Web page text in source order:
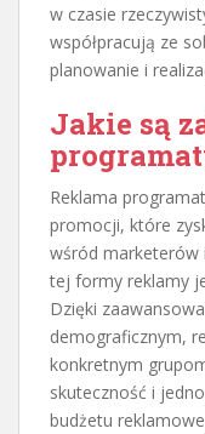
w czasie
współpracują ze
planowanie i
Jakie są
Reklama
promocji, które
wśród marketerów
tej formy reklamy
Dzięki
demograficznym,
konkretnym
skuteczność i
budżetu